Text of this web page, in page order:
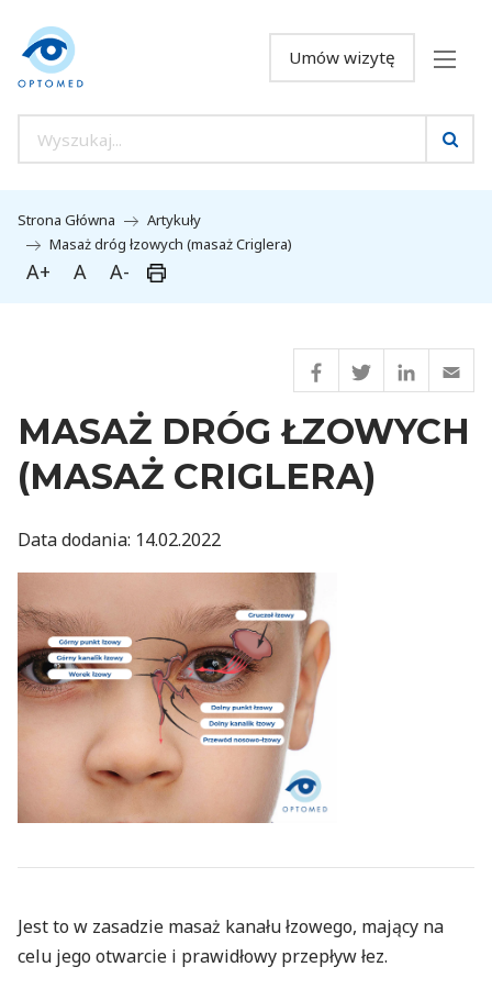
Umów wizytę
Strona Główna
Artykuły
Masaż dróg łzowych (masaż Criglera)
A+ A A-
MASAŻ DRÓG ŁZOWYCH
(MASAŻ CRIGLERA)
Data dodania: 14.02.2022
Jest to w zasadzie masaż kanału łzowego, mający na
celu jego otwarcie i prawidłowy przepływ łez.